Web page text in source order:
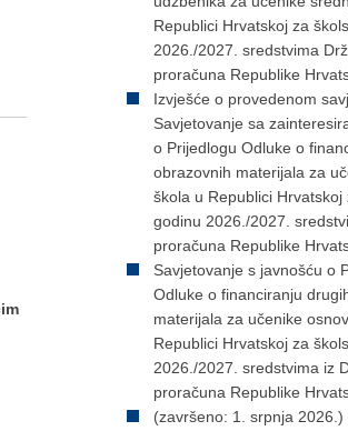
Republici Hrvatskoj za
2026./2027. sredstvima
proračuna Republike
Izvješće o provedenom
Savjetovanje sa
o Prijedlogu Odluke o
obrazovnih materijala za
škola u Republici Hrvatskoj
godinu 2026./2027.
proračuna Republike
Savjetovanje s javnošću o
Odluke o financiranju
materijala za učenike
Republici Hrvatskoj za
2026./2027. sredstvima iz
proračuna Republike
(završeno: 1. srpnja 2026.)